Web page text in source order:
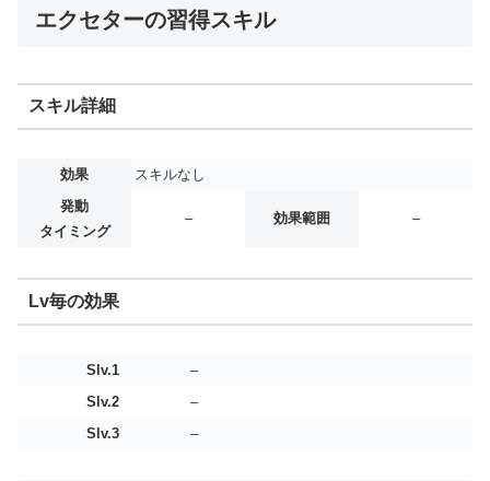
エクセターの習得スキル
スキル詳細
効果
スキルなし
発動
タイミング
– 効果範囲 –
Lv毎の効果
Slv.1
–
Slv.2
–
Slv.3
–